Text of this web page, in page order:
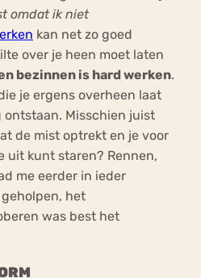
omdat ik niet
kan net zo goed
over je heen moet laten
bezinnen is hard werken.
je ergens overheen laat
Misschien juist
de mist optrekt en je voor
uit kunt staren? Rennen,
me eerder in ieder
het
was best het